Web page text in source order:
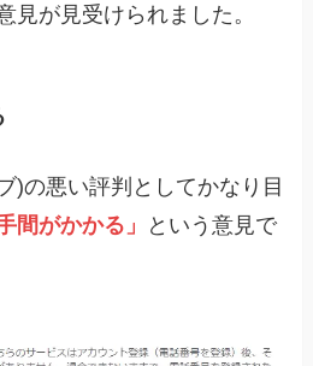
見が見受けられました。
)の悪い評判としてかなり目
間がかかる」
という意見で